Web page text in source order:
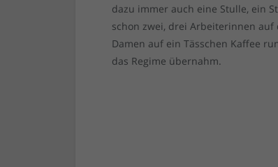
dazu immer auch eine Stulle, ein
schon zwei, drei Arbeiterinnen auf
Damen auf ein Tässchen Kaffee
das Regime übernahm.